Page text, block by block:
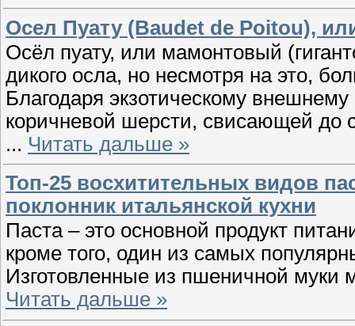
Осел Пуату (Baudet de Poitou),
Осёл пуату, или мамонтовый
дикого осла, но несмотря на это,
Благодаря экзотическому внешнему
коричневой шерсти, свисающей до
... Читать дальше »
Топ-25 восхитительных видов
поклонник итальянской кухни
Паста – это основной продукт
кроме того, один из самых
Изготовленные из пшеничной
Читать дальше »